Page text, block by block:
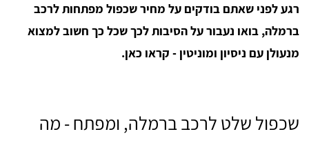
רגע לפני שאתם בודקים על מחיר שכפול מפתחות לרכב
ברמלה, בואו נעבור על הסיבות לכך שכל כך חשוב למצוא
מנעולן עם ניסיון ומוניטין - קראו כאן.
שכפול שלט לרכב ברמלה, ומפתח - מה